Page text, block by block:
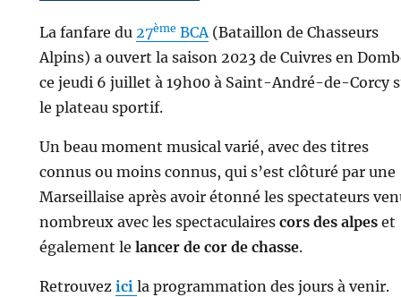
La fanfare du 27ème BCA(Bataillon de Chasseurs
Alpins) a ouvert la saison 2023 de Cuivres en
ce jeudi 6 juillet à 19h00 à Saint-André-de-Corcy
le plateau sportif.
Un beau moment musical varié, avec des titres
connus ou moins connus, qui s’est clôturé par une
Marseillaise après avoir étonné les spectateurs
nombreux avec les spectaculaires cors des alpeset
également le lancer de cor de chasse.
Retrouvez ici la programmation des jours à venir.